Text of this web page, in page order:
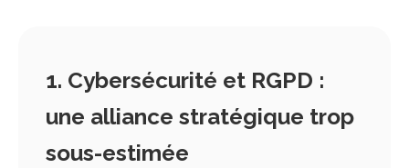
1. Cybersécurité et RGPD :
une alliance stratégique trop
sous-estimée